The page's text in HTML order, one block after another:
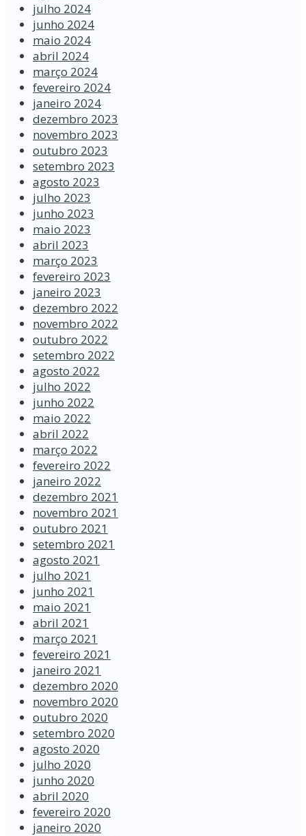
julho 2024
junho 2024
maio 2024
abril 2024
março 2024
fevereiro 2024
janeiro 2024
dezembro 2023
novembro 2023
outubro 2023
setembro 2023
agosto 2023
julho 2023
junho 2023
maio 2023
abril 2023
março 2023
fevereiro 2023
janeiro 2023
dezembro 2022
novembro 2022
outubro 2022
setembro 2022
agosto 2022
julho 2022
junho 2022
maio 2022
abril 2022
março 2022
fevereiro 2022
janeiro 2022
dezembro 2021
novembro 2021
outubro 2021
setembro 2021
agosto 2021
julho 2021
junho 2021
maio 2021
abril 2021
março 2021
fevereiro 2021
janeiro 2021
dezembro 2020
novembro 2020
outubro 2020
setembro 2020
agosto 2020
julho 2020
junho 2020
abril 2020
fevereiro 2020
janeiro 2020